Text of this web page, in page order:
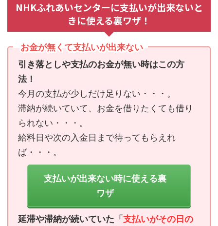
NHKふれあいセンターに支払いが出来ないと
きに使える裏ワザ！
お金が無くて支払いが出来ない
引き落としや支払のお金が無い時はこの方
法！
今月の支払が少しだけ足りない・・・。
滞納が続いていて、お金を借りたくても借り
られない・・・。
給料日や次の入金日まで待ってもらえれ
ば・・・。
支払いが出来ない時に使える裏
ワザ
延滞や滞納が続いていた「 支払いがその日の